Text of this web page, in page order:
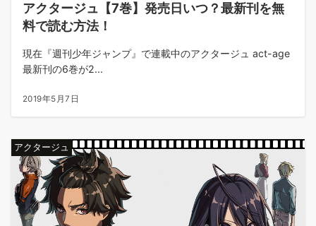
アクタージュ【7巻】発売日いつ？最新刊を無
料で読む方法！
現在『週刊少年ジャンプ』で連載中のアクタージュ act-age
最新刊の6巻が2...
2019年5月7日
アクタージュ